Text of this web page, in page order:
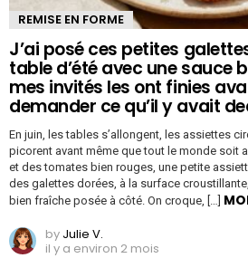
REMISE EN FORME
J’ai posé ces petites
table d’été avec une sauce
mes invités les ont finies
demander ce qu’il y avait
En juin, les tables s’allongent, les assiettes
picorent avant même que tout le monde soit
et des tomates bien rouges, une petite
des galettes dorées, à la surface
bien fraîche posée à côté. On croque, […]
by Julie V.
il y a environ 2 mois